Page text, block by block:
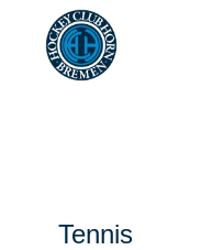
Tennis